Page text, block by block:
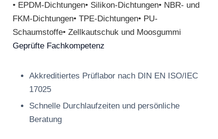
• EPDM-Dichtungen• Silikon-Dichtungen• NBR- und
FKM-Dichtungen• TPE-Dichtungen• PU-
Schaumstoffe• Zellkautschuk und Moosgummi
Geprüfte Fachkompetenz
Akkreditiertes Prüflabor nach DIN EN ISO/IEC
17025
Schnelle Durchlaufzeiten und persönliche
Beratung